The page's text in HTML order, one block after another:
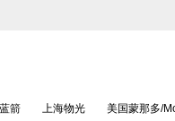
箭 上海物光 美国蒙那多/